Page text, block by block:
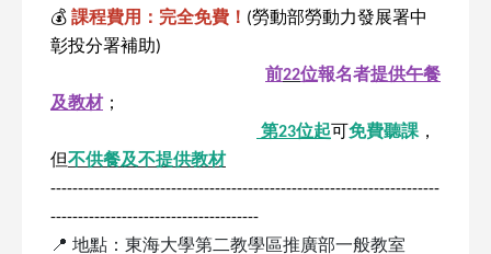
💰 課程費用：完全免費！ (勞動部勞動力發展署中
彰投分署補助)
前22位報名者提供午餐
及教材；
第23位起可 免費聽課，
但不供餐及不提供教材
-----------------------------------------------------------------------
--------------------------------------
📍 地點：東海大學第二教學區推廣部一般教室